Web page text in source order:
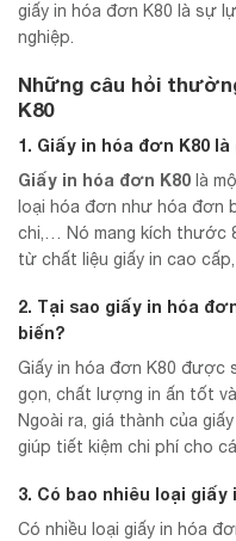
giấy in hóa đơn K80 là sự
nghiệp.
Những câu hỏi
K80
1. Giấy in hóa đơn K80 là
Giấy in hóa đơn K80 là
loại hóa đơn như hóa đơn
chi,… Nó mang kích thước
từ chất liệu giấy in cao
2. Tại sao giấy in hóa
biến?
Giấy in hóa đơn K80 được
gọn, chất lượng in ấn tốt
Ngoài ra, giá thành của
giúp tiết kiệm chi phí cho
3. Có bao nhiêu loại
Có nhiều loại giấy in hóa